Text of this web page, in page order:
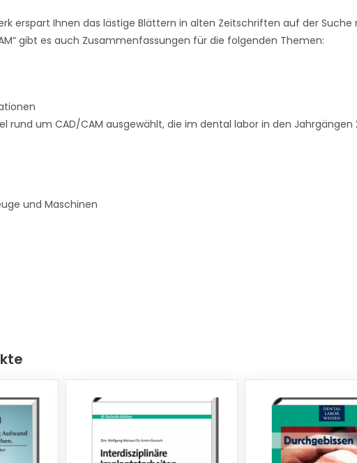
erspart Ihnen das lästige Blättern in alten Zeitschriften auf der Suche
gibt es auch Zusammenfassungen für die folgenden Themen:
rund um CAD/CAM ausgewählt, die imdental labor in den Jahrgängen
und Maschinen